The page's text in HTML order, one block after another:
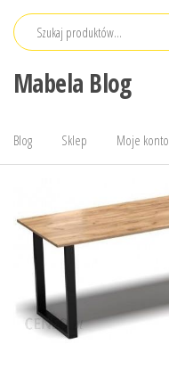
Przejdź
Mabela Blog
Blog Sklep Moje konto